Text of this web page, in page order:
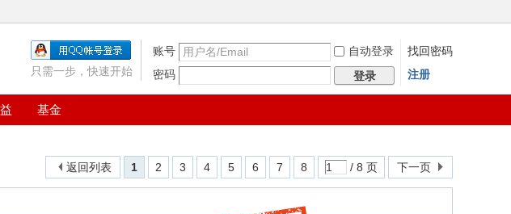
账号 自动登录
找回密码
密码
登录 注册
只需一步，快速开始
基金
1 2 3 4 5 6 7 8 / 8 页 下一页
返回列表